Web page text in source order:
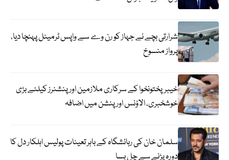
شرارتی بچے نے جہاز کو رن وے سے واپس ٹرمینل پہنچا دیا،
پرواز منسوخ
خیبرپختونخوا کے سرکاری ملازمین اور پنشنرز کیلئے بڑی
خوشخبری، الاؤنس اور پنشن میں اضافہ
سلمان خان کی رہائشگاہ کے باہر تعینات پولیس اہلکار دل کا
دورہ پڑنے سے چل بسا